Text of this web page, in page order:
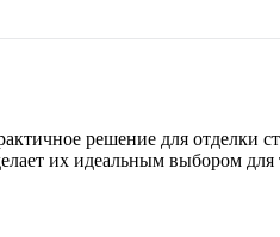
решение для отделки
их идеальным выбором для